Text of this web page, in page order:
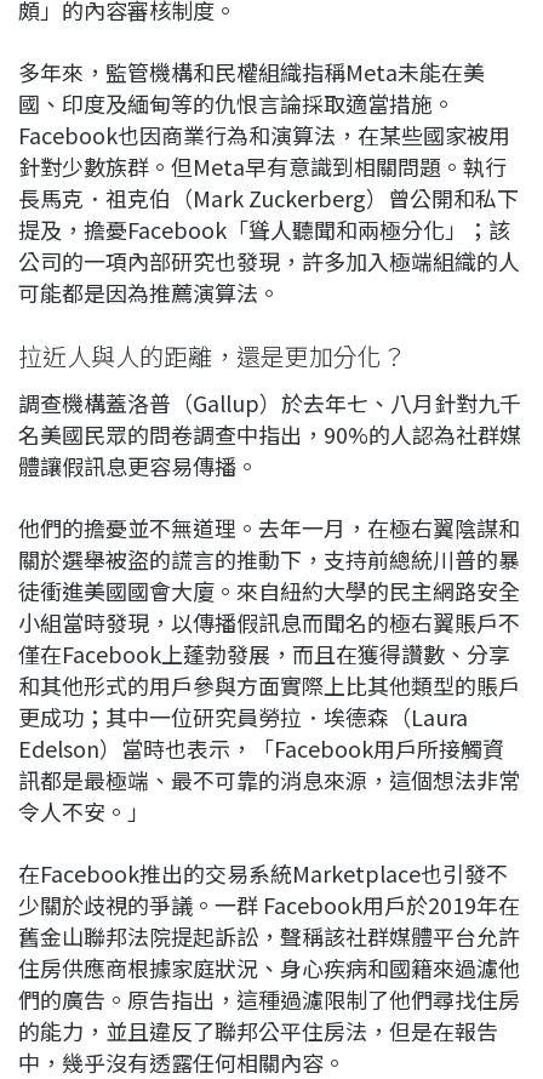
頗」的內容審核制度。
多年來，監管機構和民權組織指稱Meta未能在美
國、印度及緬甸等的仇恨言論採取適當措施。
Facebook也因商業行為和演算法，在某些國家被用
針對少數族群。但Meta早有意識到相關問題。執行
長馬克．祖克伯（Mark Zuckerberg）曾公開和私下
提及，擔憂Facebook「聳人聽聞和兩極分化」；該
公司的一項內部研究也發現，許多加入極端組織的人
可能都是因為推薦演算法。
拉近人與人的距離，還是更加分化？
調查機構蓋洛普（Gallup）於去年七、八月針對九千
名美國民眾的問卷調查中指出，90%的人認為社群媒
體讓假訊息更容易傳播。
他們的擔憂並不無道理。去年一月，在極右翼陰謀和
關於選舉被盜的謊言的推動下，支持前總統川普的暴
徒衝進美國國會大廈。來自紐約大學的民主網路安全
小組當時發現，以傳播假訊息而聞名的極右翼賬戶不
僅在Facebook上蓬勃發展，而且在獲得讚數、分享
和其他形式的用戶參與方面實際上比其他類型的賬戶
更成功；其中一位研究員勞拉．埃德森（Laura
Edelson）當時也表示，「Facebook用戶所接觸資
訊都是最極端、最不可靠的消息來源，這個想法非常
令人不安。」
在Facebook推出的交易系統Marketplace也引發不
少關於歧視的爭議。一群 Facebook用戶於2019年在
舊金山聯邦法院提起訴訟，聲稱該社群媒體平台允許
住房供應商根據家庭狀況、身心疾病和國籍來過濾他
們的廣告。原告指出，這種過濾限制了他們尋找住房
的能力，並且違反了聯邦公平住房法，但是在報告
中，幾乎沒有透露任何相關內容。